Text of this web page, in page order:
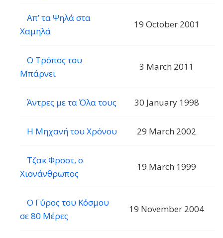
Απ’ τα Ψηλά στα
Χαμηλά
19 October 2001
Ο Τρόπος του
Μπάρνεϊ
3 March 2011
Άντρες με τα Όλα τους 30 January 1998
Η Μηχανή του Χρόνου 29 March 2002
Τζακ Φροστ, ο
Χιονάνθρωπος
19 March 1999
Ο Γύρος του Κόσμου
σε 80 Μέρες
19 November 2004